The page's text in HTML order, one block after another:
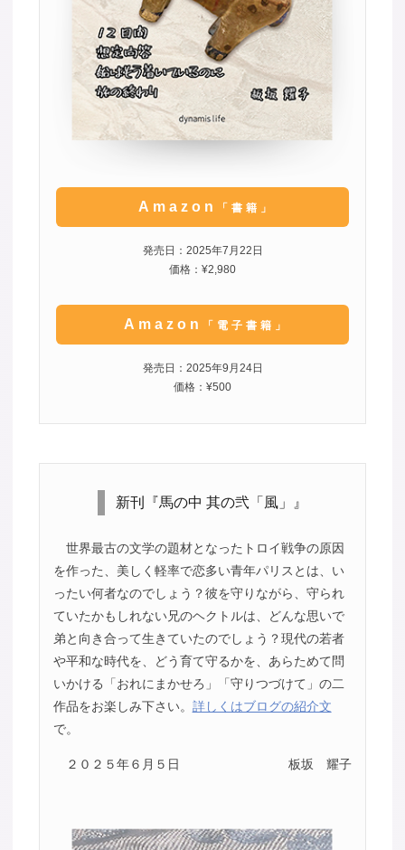
Amazon 「書籍」
発売日：2025年7月22日
価格：¥2,980
Amazon 「電子書籍」
発売日：2025年9月24日
価格：¥500
新刊『馬の中 其の弐「風」』
世界最古の文学の題材となったトロイ戦争の原因
を作った、美しく軽率で恋多い青年パリスとは、い
ったい何者なのでしょう？彼を守りながら、守られ
ていたかもしれない兄のヘクトルは、どんな思いで
弟と向き合って生きていたのでしょう？現代の若者
や平和な時代を、どう育て守るかを、あらためて問
いかける「おれにまかせろ」「守りつづけて」の二
作品をお楽しみ下さい。 詳しくはブログの紹介文
で。
２０２５年６月５日 板坂 耀子